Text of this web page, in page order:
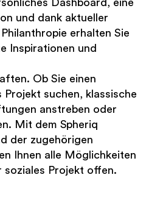
Dashboard, eine
und dank aktueller
erhalten Sie
Inspirationen und
Ob Sie einen
Projekt suchen, klassische
anstreben oder
Mit dem Spheriq
der zugehörigen
Ihnen alle Möglichkeiten
soziales Projekt offen.